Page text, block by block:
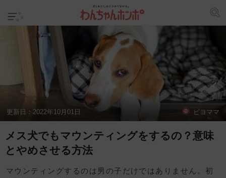
更新日： 2022年10月01日 ピヨママ
メス犬でもマウンティングをするの？意味
とやめさせる方法
マウンティングするのは男の子だけではありません。初